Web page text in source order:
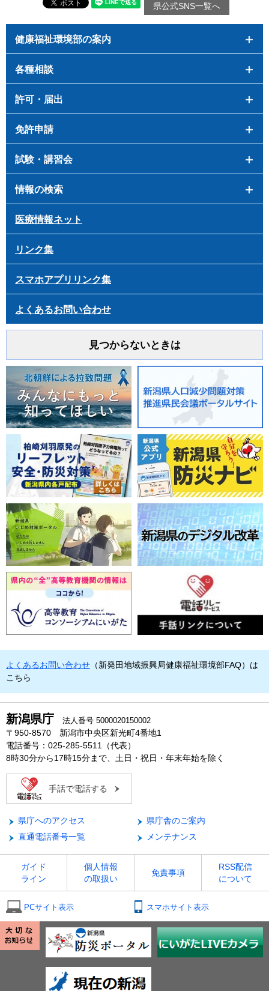
県公式SNS一覧へ
健康福祉環境部の案内
各種相談
許可・届出
免許申請
試験・講習会
情報の検索
医療情報ネット
リンク集
スマホアプリリンク集
よくあるお問い合わせ
見つからないときは
よくあるお問い合わせ （新発田地域振興局健康福祉環境部FAQ）は
こちら
新潟県庁 法人番号 5000020150002
〒950-8570 新潟市中央区新光町4番地1
電話番号：025-285-5511（代表）
8時30分から17時15分まで、土日・祝日・年末年始を除く
手話で電話する
県庁へのアクセス
県庁舎のご案内
直通電話番号一覧
メンテナンス
ガイド
ライン
個人情報
の取扱い
免責事項
RSS配信
について
PCサイト表示 スマホサイト表示